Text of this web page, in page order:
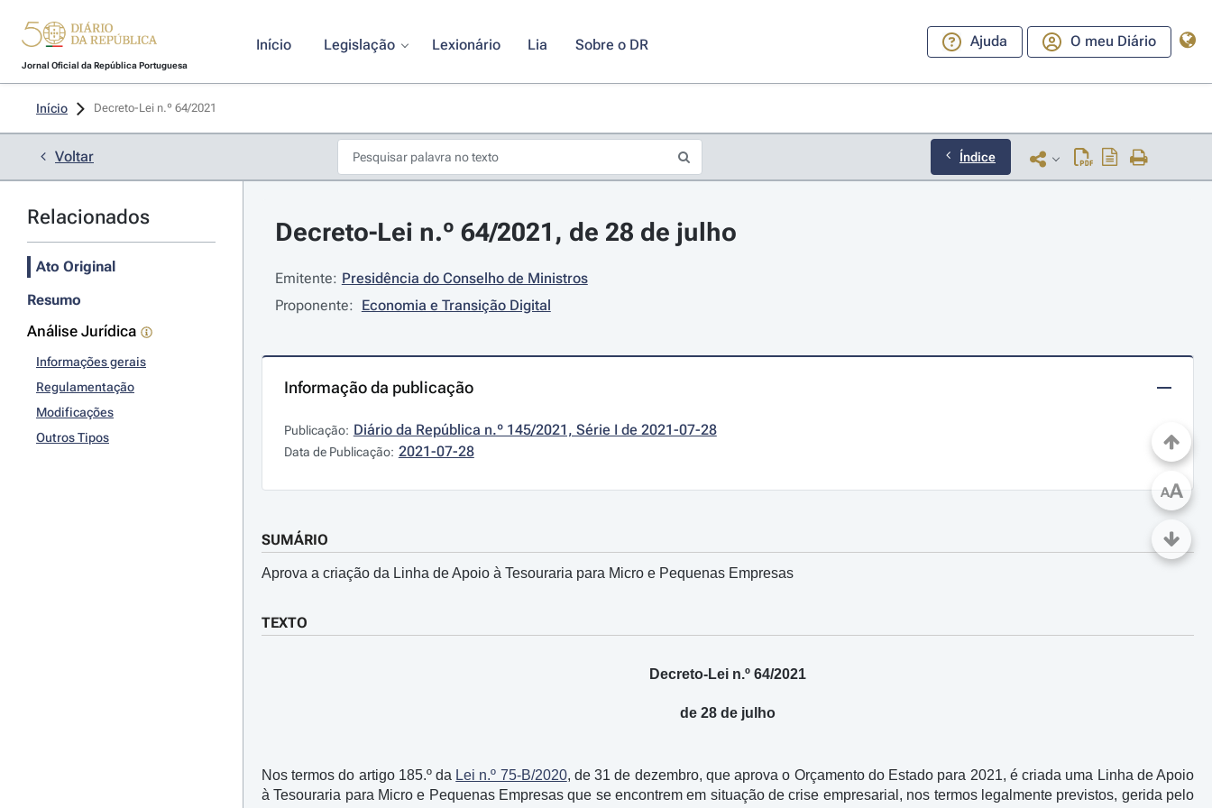
Jornal Oficial da República Portuguesa
Início Legislação Lexionário Lia Sobre o DR Ajuda O meu Diário
Início Decreto-Lei n.º 64/2021
Voltar Índice
Relacionados
Ato Original
Resumo
Análise Jurídica
Informações gerais
Regulamentação
Modificações
Outros Tipos
Decreto-Lei n.º 64/2021, de 28 de julho
Emitente: Presidência do Conselho de Ministros
Proponente: Economia e Transição Digital
Informação da publicação
Publicação: Diário da República n.º 145/2021, Série I de 2021-07-28
Data de Publicação: 2021-07-28
SUMÁRIO
Aprova a criação da Linha de Apoio à Tesouraria para Micro e Pequenas Empresas
TEXTO
Decreto-Lei n.º 64/2021
de 28 de julho
Nos termos do artigo 185.º da Lei n.º 75-B/2020, de 31 de dezembro, que aprova o Orçamento do Estado para 2021, é criada uma Linha de Apoio
à Tesouraria para Micro e Pequenas Empresas que se encontrem em situação de crise empresarial, nos termos legalmente previstos, gerida pelo
AA